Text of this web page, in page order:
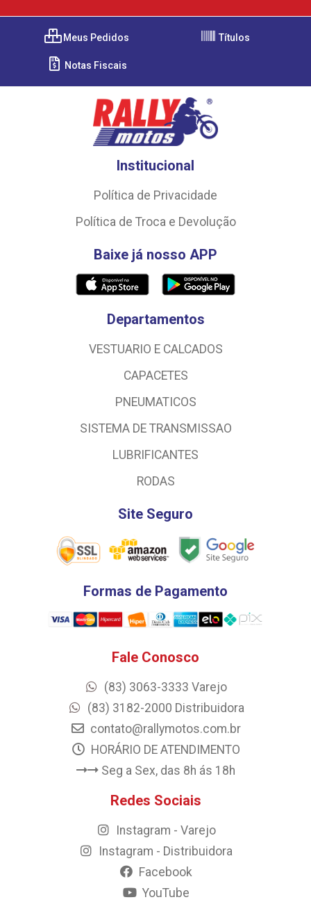
Meus Pedidos Títulos
Notas Fiscais
Institucional
Política de Privacidade
Política de Troca e Devolução
Baixe já nosso APP
Departamentos
VESTUARIO E CALCADOS
CAPACETES
PNEUMATICOS
SISTEMA DE TRANSMISSAO
LUBRIFICANTES
RODAS
Site Seguro
Formas de Pagamento
Fale Conosco
(83) 3063-3333 Varejo
(83) 3182-2000 Distribuidora
contato@rallymotos.com.br
HORÁRIO DE ATENDIMENTO
Seg a Sex, das 8h ás 18h
Redes Sociais
Instagram - Varejo
Instagram - Distribuidora
Facebook
YouTube